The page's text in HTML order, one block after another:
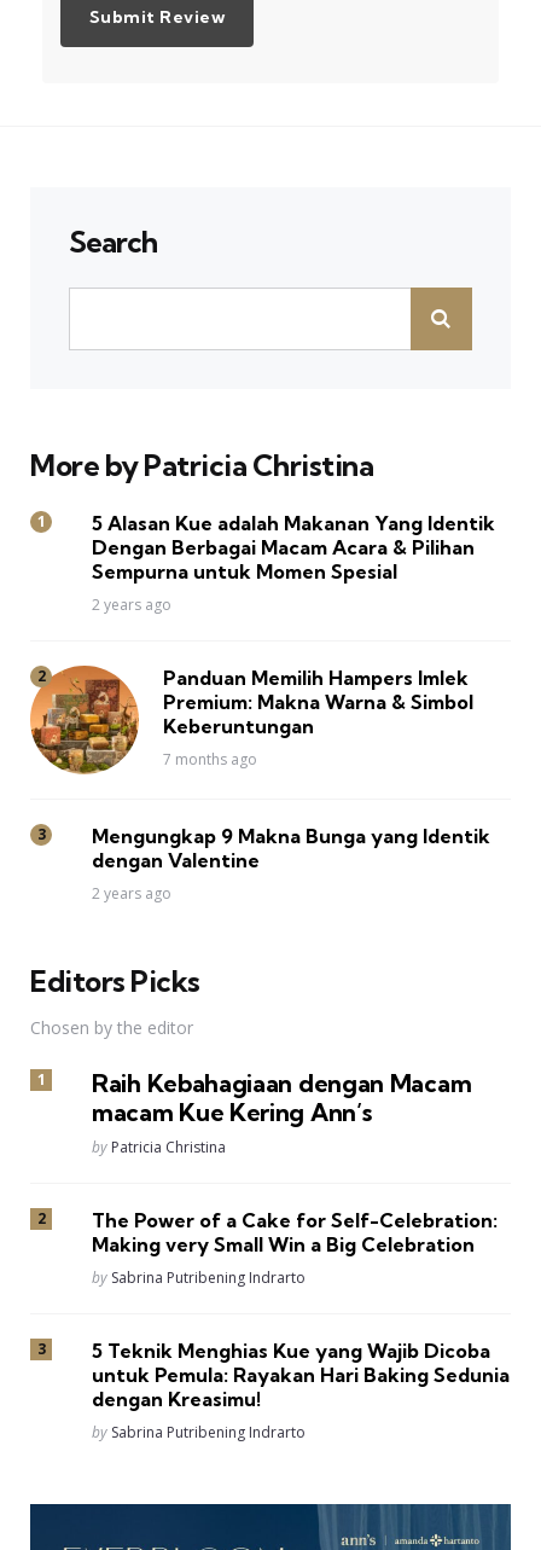
Search
More by Patricia Christina
5 Alasan Kue adalah Makanan Yang Identik
Dengan Berbagai Macam Acara & Pilihan
Sempurna untuk Momen Spesial
2 years ago
Panduan Memilih Hampers Imlek
Premium: Makna Warna & Simbol
Keberuntungan
7 months ago
Mengungkap 9 Makna Bunga yang Identik
dengan Valentine
2 years ago
Editors Picks
Chosen by the editor
Raih Kebahagiaan dengan Macam
macam Kue Kering Ann’s
Posted
by Patricia Christina
The Power of a Cake for Self-Celebration:
Making very Small Win a Big Celebration
Posted
by Sabrina Putribening Indrarto
5 Teknik Menghias Kue yang Wajib Dicoba
untuk Pemula: Rayakan Hari Baking Sedunia
dengan Kreasimu!
Posted
by Sabrina Putribening Indrarto